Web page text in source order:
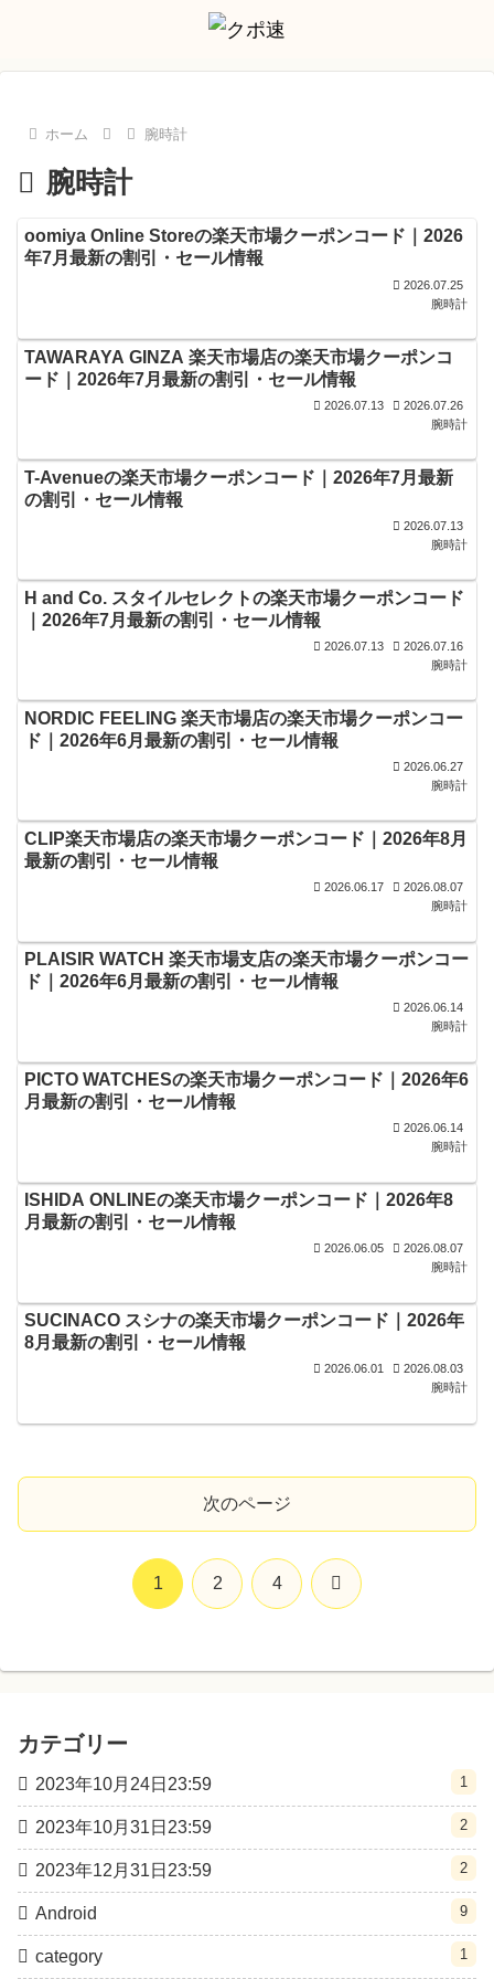
ホーム 腕時計
腕時計
oomiya Online Storeの楽天市場クーポンコード｜2026
年7月最新の割引・セール情報
2026.07.25
腕時計
TAWARAYA GINZA 楽天市場店の楽天市場クーポンコ
ード｜2026年7月最新の割引・セール情報
2026.07.13
2026.07.26
腕時計
T-Avenueの楽天市場クーポンコード｜2026年7月最新
の割引・セール情報
2026.07.13
腕時計
H and Co. スタイルセレクトの楽天市場クーポンコード
｜2026年7月最新の割引・セール情報
2026.07.13
2026.07.16
腕時計
NORDIC FEELING 楽天市場店の楽天市場クーポンコー
ド｜2026年6月最新の割引・セール情報
2026.06.27
腕時計
CLIP楽天市場店の楽天市場クーポンコード｜2026年8月
最新の割引・セール情報
2026.06.17
2026.08.07
腕時計
PLAISIR WATCH 楽天市場支店の楽天市場クーポンコー
ド｜2026年6月最新の割引・セール情報
2026.06.14
腕時計
PICTO WATCHESの楽天市場クーポンコード｜2026年6
月最新の割引・セール情報
2026.06.14
腕時計
ISHIDA ONLINEの楽天市場クーポンコード｜2026年8
月最新の割引・セール情報
2026.06.05
2026.08.07
腕時計
SUCINACO スシナの楽天市場クーポンコード｜2026年
8月最新の割引・セール情報
2026.06.01
2026.08.03
腕時計
次のページ
1 2 4 次
カテゴリー
2023年10月24日23:59 1
2023年10月31日23:59 2
2023年12月31日23:59 2
Android 9
category 1